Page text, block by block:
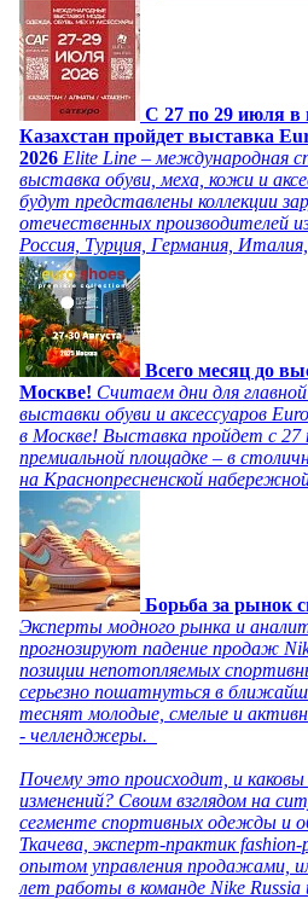
C 27 по 29 июля
Казахстан пройдет выставка
2026 Elite Line – международная
выставка обуви, меха, кожи и
будут представлены коллекции
отечественных производителей
Россия, Турция, Германия,
Всего месяц до
Москве! Считаем дни для
выставки обуви и аксессуаров
в Москве! Выставка пройдет с 27
премиальной площадке – в
на Краснопресненской
Борьба за рынок
Эксперты модного рынка и
прогнозируют падение продаж
позиции непотопляемых
серьезно пошатнуться в
теснят молодые, смелые и
- челленджеры.
Почему это происходит, и
изменений? Своим взглядом на
сегменте спортивных одежды и
Ткачева, эксперт-практик
опытом управления продажами,
лет работы в команде Nike Russia